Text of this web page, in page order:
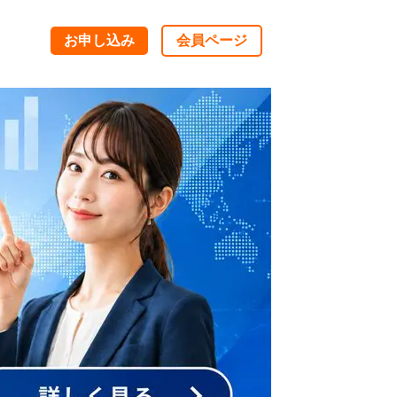
お申し込み 会員ページ